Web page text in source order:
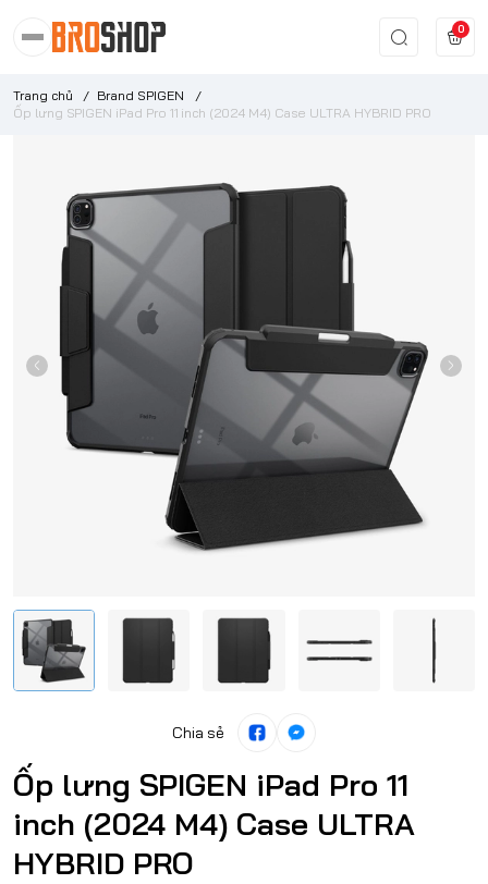
0
Trang chủ / Brand SPIGEN
/
Ốp lưng SPIGEN iPad Pro 11 inch (2024 M4) Case ULTRA HYBRID PRO
Chia sẻ
Ốp lưng SPIGEN iPad Pro 11
inch (2024 M4) Case ULTRA
HYBRID PRO